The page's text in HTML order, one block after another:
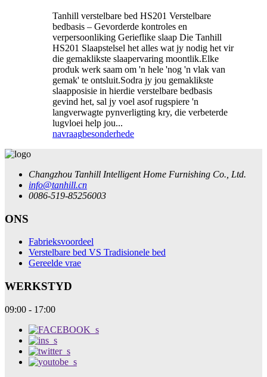
Tanhill verstelbare bed HS201 Verstelbare
bedbasis – Gevorderde kontroles en
verpersoonliking Gerieflike slaap Die Tanhill
HS201 Slaapstelsel het alles wat jy nodig het vir
die gemaklikste slaapervaring moontlik.Elke
produk werk saam om 'n hele 'nog 'n vlak van
gemak' te ontsluit.Sodra jy jou gemaklikste
slaapposisie in hierdie verstelbare bedbasis
gevind het, sal jy voel asof rugspiere 'n
langverwagte pynverligting kry, die verbeterde
lugvloei help jou...
navraagbesonderhede
Changzhou Tanhill Intelligent Home Furnishing Co., Ltd.
info@tanhill.cn
0086-519-85256003
ONS
Fabrieksvoordeel
Verstelbare bed VS Tradisionele bed
Gereelde vrae
WERKSTYD
09:00 - 17:00